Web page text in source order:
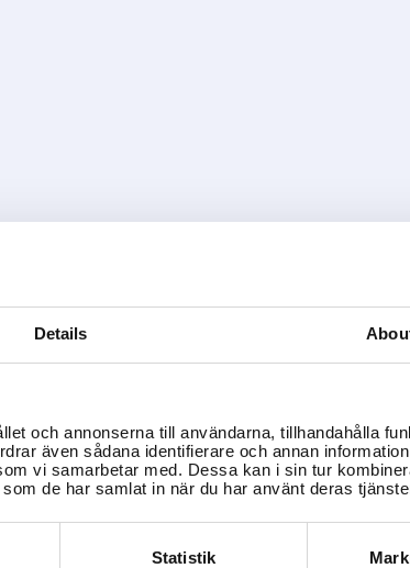
Details
och annonserna till användarna, tillhandahålla
även sådana identifierare och annan
vi samarbetar med. Dessa kan i sin tur
de har samlat in när du har använt deras
Statistik